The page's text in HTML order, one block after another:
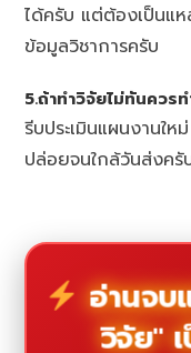
ได้ครับ แต่ต้องเป็นแห
ข้อมูลวิชาการครับ
5.ถ้าทำวิจัยไม่ทันควรท
รีบประเมินแผนงานใ
ปล่อยจนใกล้วันส่งครั
อ่านจบ
วิจัย"